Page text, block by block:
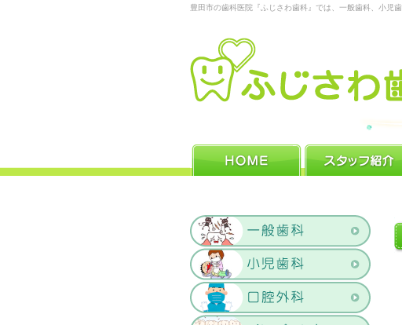
豊田市の歯科医院『ふじさわ歯科』では、一般歯科、小児